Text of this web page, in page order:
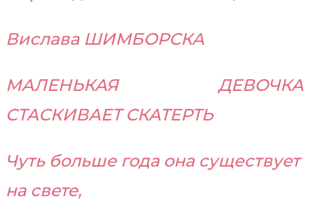
Вислава ШИМБОРСКА
МАЛЕНЬКАЯ ДЕВОЧКА
СТАСКИВАЕТ СКАТЕРТЬ
Чуть больше года она существует
на свете,